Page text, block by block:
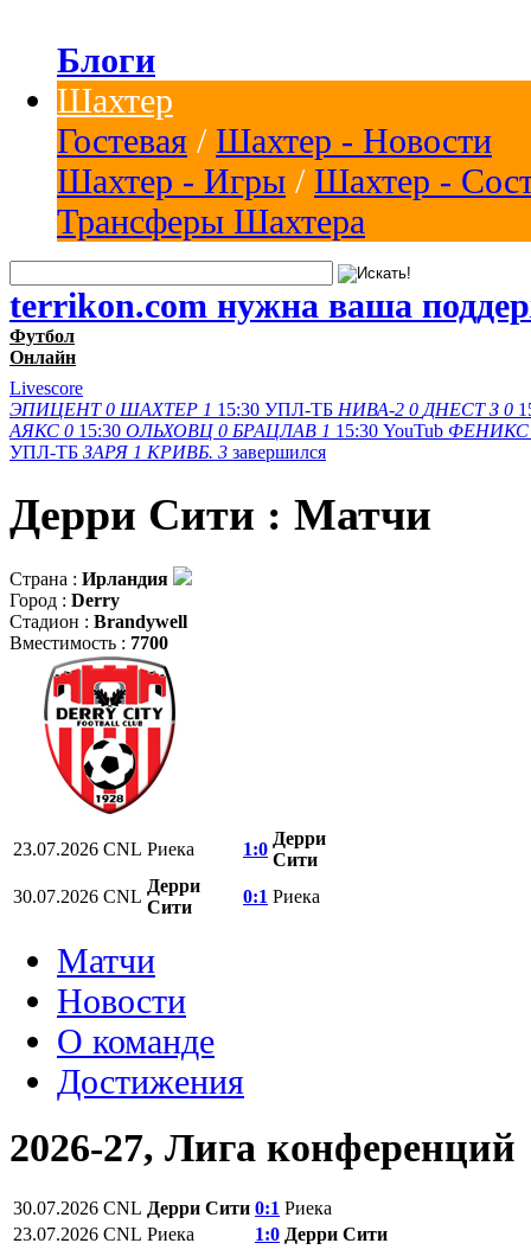
Блоги
Шахтер
Гостевая / Шахтер - Новости
Шахтер - Игры / Шахтер -
Трансферы Шахтера
terrikon.com нужна ваша
Футбол
Онлайн
Livescore
ЭПИЦЕНТ 0 ШАХТЕР 1 15:30 УПЛ-ТБ НИВА-2 0 ДНЕСТ З 0
АЯКС 0 15:30 ОЛЬХОВЦ 0 БРАЦЛАВ 1 15:30 YouTub ФЕНИКС
УПЛ-ТБ ЗАРЯ 1 КРИВБ. 3 завершился
Дерри Сити : Матчи
Страна : Ирландия
Город : Derry
Стадион : Brandywell
Вместимость : 7700
23.07.2026 CNL Риека 1:0
Дерри
Сити
30.07.2026 CNL
Дерри
Сити
0:1 Риека
Матчи
Новости
О команде
Достижения
2026-27, Лига конференций
30.07.2026 CNL Дерри Сити 0:1 Риека
23.07.2026 CNL Риека 1:0 Дерри Сити